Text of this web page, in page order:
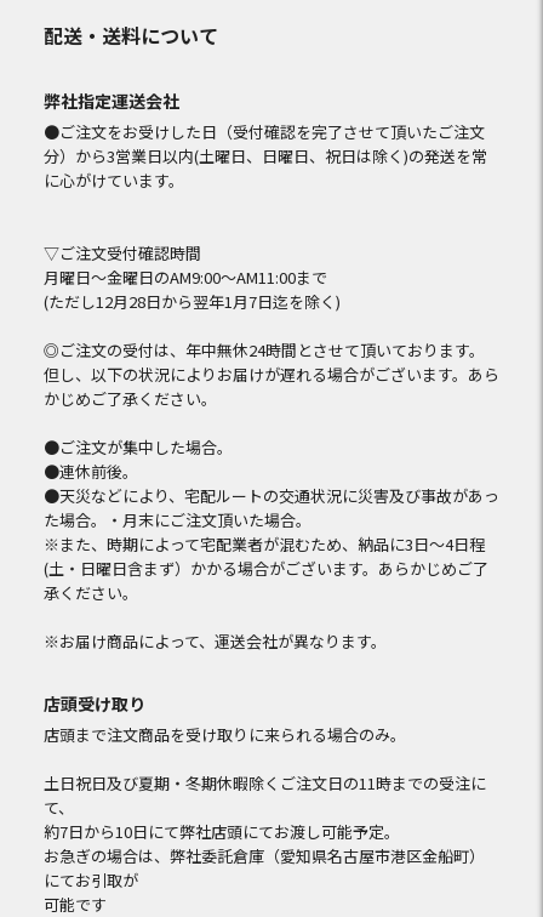
配送・送料について
弊社指定運送会社
●ご注文をお受けした日（受付確認を完了させて頂いたご注文
分）から3営業日以内(土曜日、日曜日、祝日は除く)の発送を常
に心がけています。
▽ご注文受付確認時間
月曜日～金曜日のAM9:00～AM11:00まで
(ただし12月28日から翌年1月7日迄を除く)
◎ご注文の受付は、年中無休24時間とさせて頂いております。
但し、以下の状況によりお届けが遅れる場合がございます。あら
かじめご了承ください。
●ご注文が集中した場合。
●連休前後。
●天災などにより、宅配ルートの交通状況に災害及び事故があっ
た場合。・月末にご注文頂いた場合。
※また、時期によって宅配業者が混むため、納品に3日～4日程
(土・日曜日含まず）かかる場合がございます。あらかじめご了
承ください。
※お届け商品によって、運送会社が異なります。
店頭受け取り
店頭まで注文商品を受け取りに来られる場合のみ。
土日祝日及び夏期・冬期休暇除くご注文日の11時までの受注に
て、
約7日から10日にて弊社店頭にてお渡し可能予定。
お急ぎの場合は、弊社委託倉庫（愛知県名古屋市港区金船町）
にてお引取が
可能です